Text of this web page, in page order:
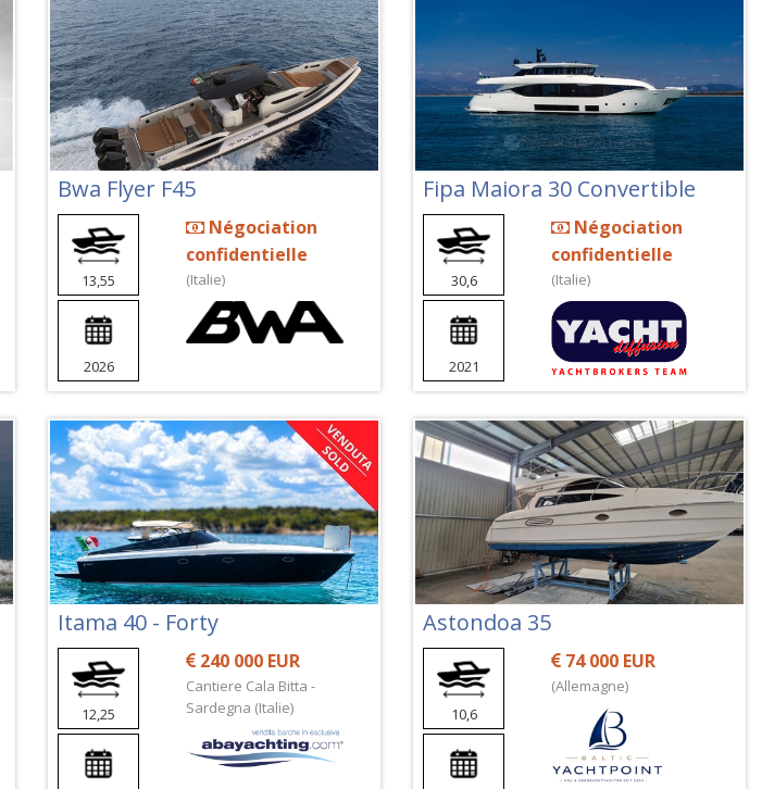
Bwa Flyer F45
13,55
2026
Négociation
confidentielle
(Italie)
Fipa Maiora 30 Convertible
30,6
2021
Négociation
confidentielle
(Italie)
Itama 40 - Forty
12,25
240 000 EUR
Cantiere Cala Bitta -
Sardegna (Italie)
Astondoa 35
10,6
74 000 EUR
(Allemagne)